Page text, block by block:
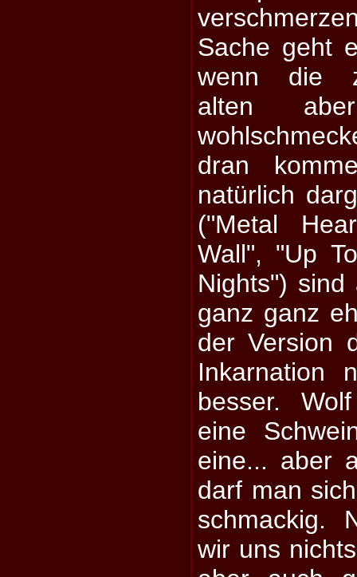
Sache geht
wenn die
alten
dran
natürlich
("Metal
Wall", "Up
Nights")
ganz ganz
der Version
Inkarnation
besser.
eine
eine... aber
darf man
schmackig.
wir uns